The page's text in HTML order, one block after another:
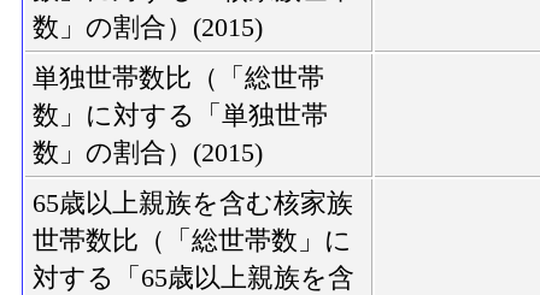
数」の割合）(2015)
単独世帯数比（「総世帯
数」に対する「単独世帯
数」の割合）(2015)
65歳以上親族を含む核家族
世帯数比（「総世帯数」に
対する「65歳以上親族を含